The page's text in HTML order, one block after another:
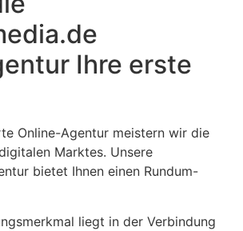
Ihre erste
Online-Agentur meistern wir die
Marktes. Unsere
bietet Ihnen einen Rundum-
liegt in der Verbindung